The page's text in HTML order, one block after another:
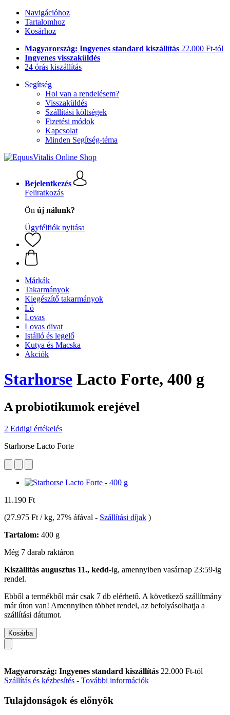
Navigációhoz
Tartalomhoz
Kosárhoz
Magyarország: Ingyenes standard kiszállítás 22.000 Ft-tól
Ingyenes visszaküldés
24 órás kiszállítás
Segítség
Hol van a rendelésem?
Visszaküldés
Szállítási költségek
Fizetési módok
Kapcsolat
Minden Segítség-téma
Bejelentkezés
Feliratkozás
Ön új nálunk?
Ügyfélfiók nyitása
Márkák
Takarmányok
Kiegészítő takarmányok
Ló
Lovas
Lovas divat
Istálló és legelő
Kutya és Macska
Akciók
Starhorse Lacto Forte, 400 g
A probiotikumok erejével
2 Eddigi értékelés
Starhorse Lacto Forte
11.190 Ft
(27.975 Ft / kg, 27% áfával - Szállítási díjak )
Tartalom: 400 g
Még 7 darab raktáron
Kiszállítás augusztus 11., kedd-ig, amennyiben vasárnap 23:59-ig
rendel.
Ebből a termékből már csak 7 db elérhető. A következő szállítmány
már úton van! Amennyiben többet rendel, az befolyásolhatja a
szállítási dátumot.
Kosárba
Magyarország: Ingyenes standard kiszállítás 22.000 Ft-tól
Szállítás és kézbesítés - További információk
Tulajdonságok és előnyök